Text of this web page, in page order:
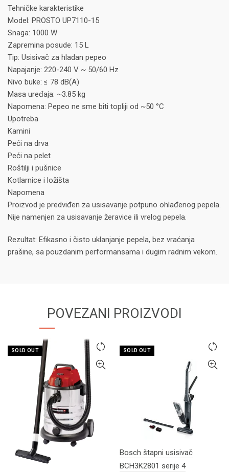
Tehničke karakteristike
Model: PROSTO UP7110-15
Snaga: 1000 W
Zapremina posude: 15 L
Tip: Usisivač za hladan pepeo
Napajanje: 220-240 V ~ 50/60 Hz
Nivo buke: ≤ 78 dB(A)
Masa uređaja: ~3.85 kg
Napomena: Pepeo ne sme biti topliji od ~50 °C
Upotreba
Kamini
Peći na drva
Peći na pelet
Roštilji i pušnice
Kotlarnice i ložišta
Napomena
Proizvod je predviđen za usisavanje potpuno ohlađenog pepela.
Nije namenjen za usisavanje žeravice ili vrelog pepela.
Rezultat: Efikasno i čisto uklanjanje pepela, bez vraćanja
prašine, sa pouzdanim performansama i dugim radnim vekom.
POVEZANI PROIZVODI
SOLD OUT SOLD OUT
Bosch štapni usisivač
BCH3K2801 serije 4